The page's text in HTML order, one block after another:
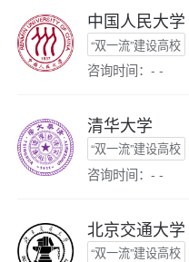
中国人民大学
“双一流”建设高校
咨询时间：- -
清华大学
“双一流”建设高校
咨询时间：- -
北京交通大学
“双一流”建设高校